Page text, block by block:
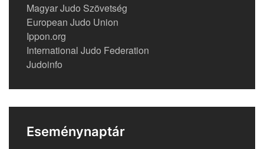
Magyar Judo Szövetség
European Judo Union
Ippon.org
International Judo Federation
Judoinfo
Eseménynaptár